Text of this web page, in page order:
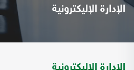
الإدارة الإليكترونية
الإدارة الإليكترونية